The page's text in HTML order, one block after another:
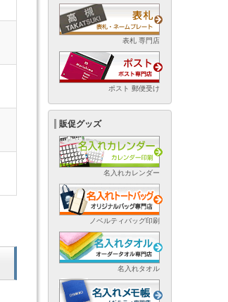
表札 専門店
ポスト 郵便受け
販促グッズ
名入れカレンダー
ノベルティバッグ印刷
名入れタオル